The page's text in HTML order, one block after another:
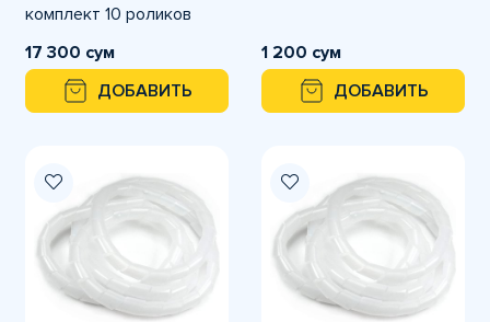
комплект 10 роликов
17 300 сум
ДОБАВИТЬ
1 200 сум
ДОБАВИТЬ